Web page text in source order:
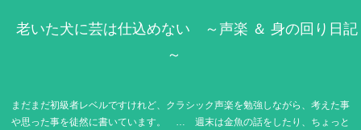
老いた犬に芸は仕込めない ～声楽 ＆ 身の回り日記
～
まだまだ初級者レベルですけれど、クラシック声楽を勉強しながら、考えた事
や思った事を徒然に書いています。 … 週末は金魚の話をしたり、ちょっと